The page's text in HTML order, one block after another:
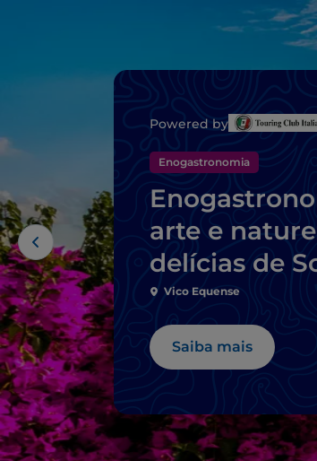
Powered by
Enogastronomia
arte e
delícias de
Vico Equense
Saiba mais